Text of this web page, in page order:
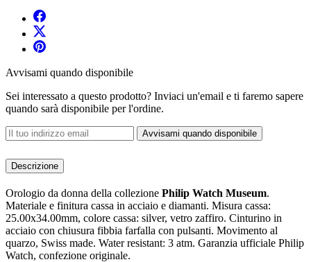
Avvisami quando disponibile
Sei interessato a questo prodotto? Inviaci un'email e ti faremo sapere
quando sarà disponibile per l'ordine.
Avvisami quando disponibile
Descrizione
Orologio da donna della collezione Philip Watch Museum.
Materiale e finitura cassa in acciaio e diamanti. Misura cassa:
25.00x34.00mm, colore cassa: silver, vetro zaffiro. Cinturino in
acciaio con chiusura fibbia farfalla con pulsanti. Movimento al
quarzo, Swiss made. Water resistant: 3 atm. Garanzia ufficiale Philip
Watch, confezione originale.